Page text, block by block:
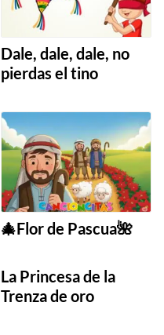
Dale, dale, dale, no
pierdas el tino
🎄Flor de Pascua🌺
La Princesa de la
Trenza de oro